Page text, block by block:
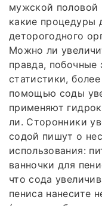
мужской половой
какие процедуры
деторогодного
Можно ли
правда,
статистики,
помощью соды
применяют
ли. Сторонники
содой пишут о
использования:
ванночки для
что сода
пениса нанесите